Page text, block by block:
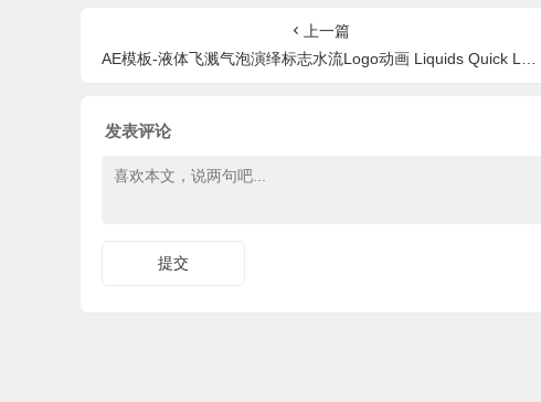
2.0
ga Bundle
上一篇
AE模板-液体飞溅气泡演绎标志水流Logo动画 Liquids Quick Logo Pack 3
发表评论